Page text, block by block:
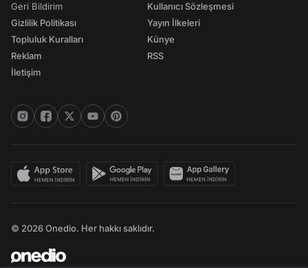
Geri Bildirim
Gizlilik Politikası
Topluluk Kuralları
Reklam
İletişim
Kullanıcı Sözleşmesi
Yayın İlkeleri
Künye
RSS
© 2026 Onedio. Her hakkı saklıdır.